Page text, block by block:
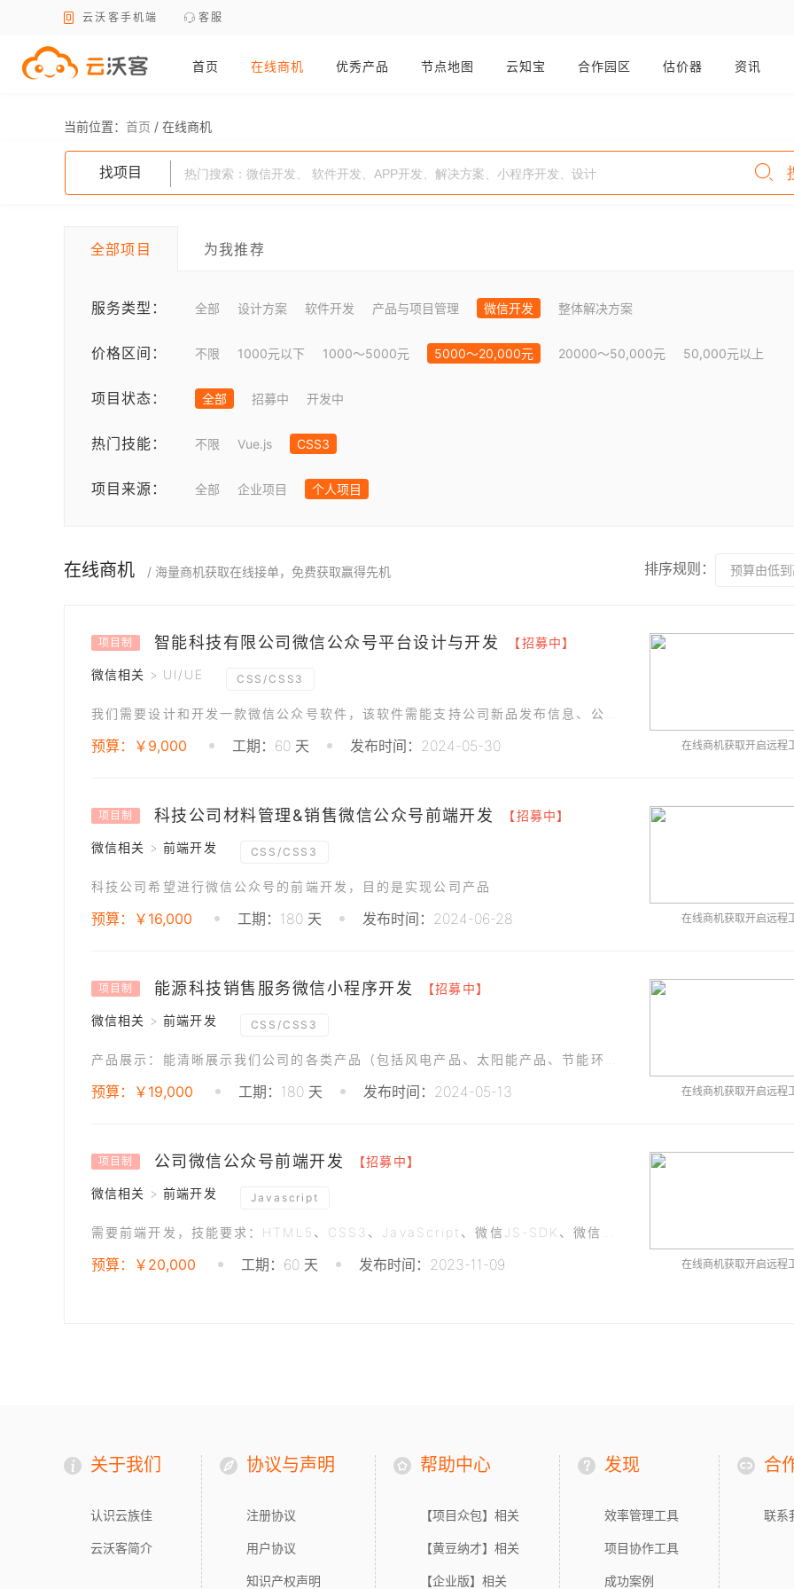
云沃客手机端 客服
首页 在线商机 优秀产品 节点地图 云知宝 合作园区 估价器 资讯
当前位置： 首页 / 在线商机
找项目
全部项目 为我推荐
服务类型： 全部 设计方案 软件开发 产品与项目管理 微信开发 整体解决方案
价格区间： 不限 1000元以下 1000～5000元 5000～20,000元 20000～50,000元 50,000元以上
项目状态： 全部 招募中 开发中
热门技能： 不限 Vue.js CSS3
项目来源： 全部 企业项目 个人项目
在线商机 / 海量商机获取在线接单，免费获取赢得先机 排序规则： 预算由低
项目制 智能科技有限公司微信公众号平台设计与开发 【招募中】
微信相关 > UI/UE CSS/CSS3
预算：￥9,000 工期：60 天 发布时间：2024-05-30 在线商机获取开启远程
项目制 科技公司材料管理&销售微信公众号前端开发 【招募中】
微信相关 > 前端开发 CSS/CSS3
科技公司希望进行微信公众号的前端开发，目的是实现公司产品
预算：￥16,000 工期：180 天 发布时间：2024-06-28 在线商机获取开启远程
项目制 能源科技销售服务微信小程序开发 【招募中】
微信相关 > 前端开发 CSS/CSS3
预算：￥19,000 工期：180 天 发布时间：2024-05-13 在线商机获取开启远程
项目制 公司微信公众号前端开发 【招募中】
微信相关 > 前端开发 Javascript
预算：￥20,000 工期：60 天 发布时间：2023-11-09 在线商机获取开启远程
关于我们
认识云族佳
云沃客简介
协议与声明
注册协议
用户协议
知识产权声明
帮助中心
【项目众包】相关
【黄豆纳才】相关
【企业版】相关
发现
效率管理工具
项目协作工具
成功案例
合
联系